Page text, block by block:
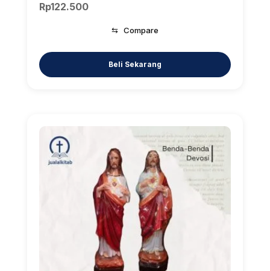
Rp122.500
⇆ Compare